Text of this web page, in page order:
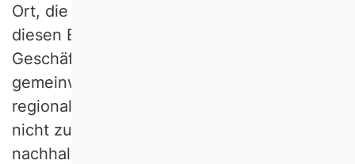
Ort, die Weiterverarbeiter, die Händler? In
diesen Beispielen kombinieren zirkuläre
Geschäftsmodelle eigen- und
gemeinwirtschaftliche Denkweisen mit
regionaler und globaler Wirkungskraft. Und
nicht zuletzt: Zirkulär ist nicht automatisch
nachhaltig – ob der Bäcker sein